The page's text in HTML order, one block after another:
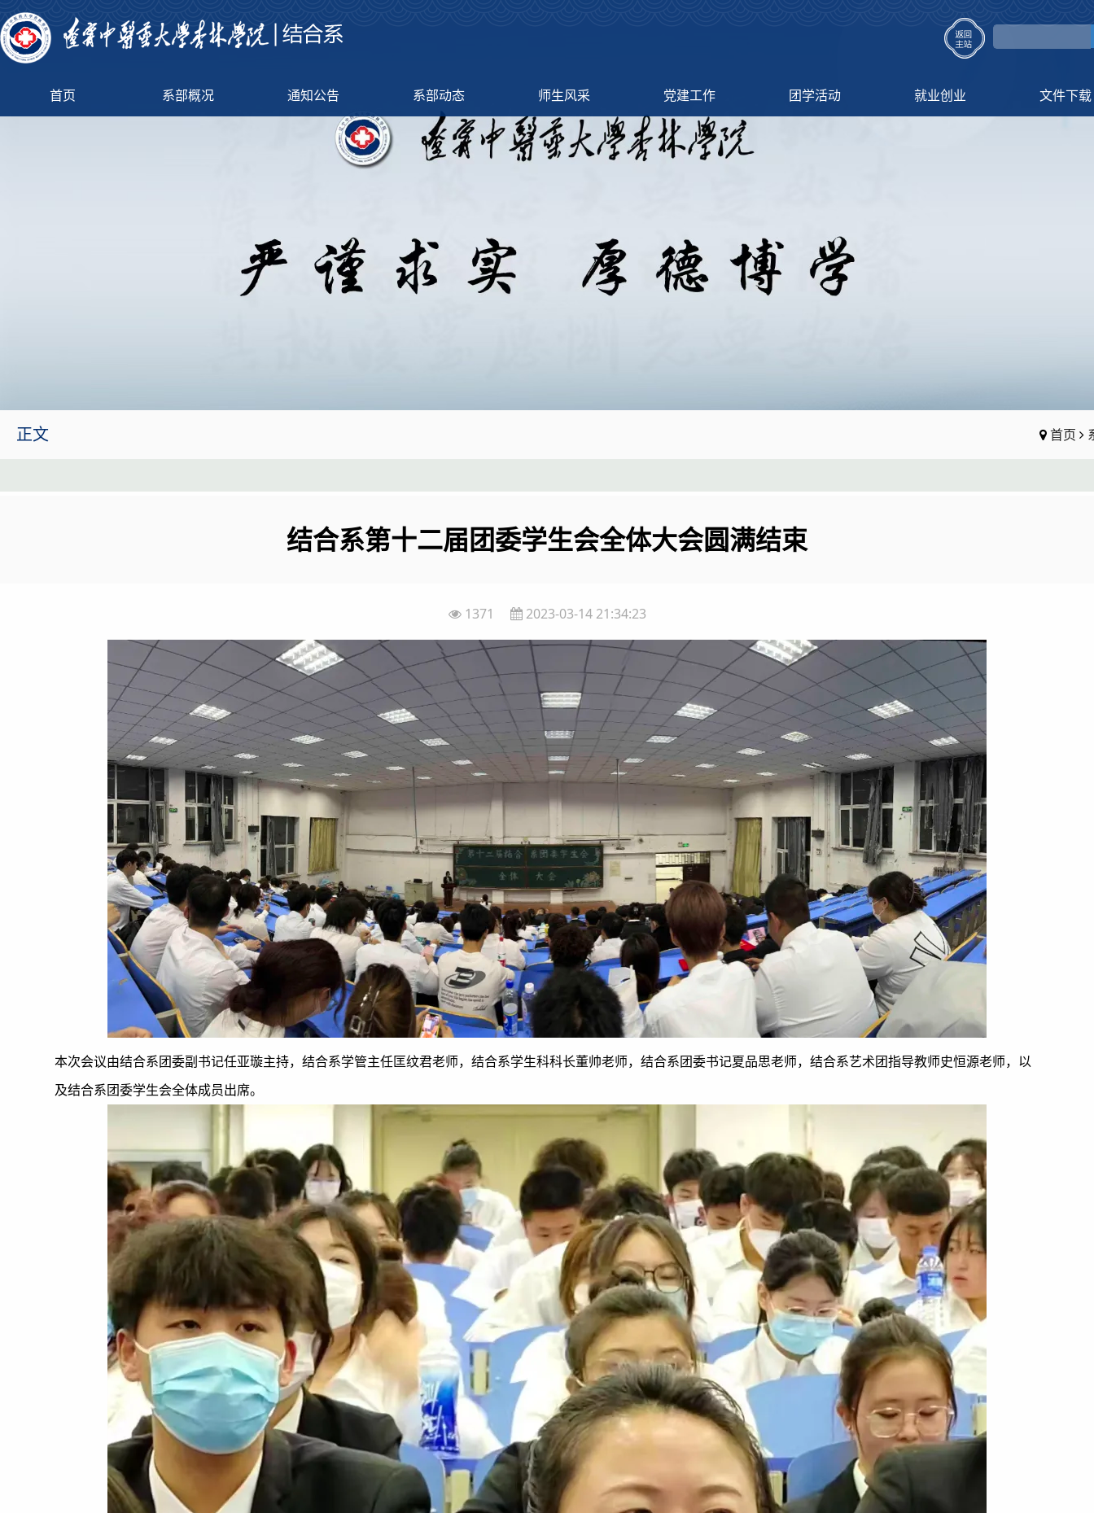
首页 系部概况 通知公告 系部动态 师生风采 党建工作 团学活动 就业创业 文件下载
首页
正文
结合系第十二届团委学生会全体大会圆满结束
1371 2023-03-14 21:34:23
本次会议由结合系团委副书记任亚璇主持，结合系学管主任匡纹君老师，结合系学生科科长董帅老师，结合系团委书记夏品思老师，结合系艺术团指导教师史恒源老师，以
及结合系团委学生会全体成员出席。